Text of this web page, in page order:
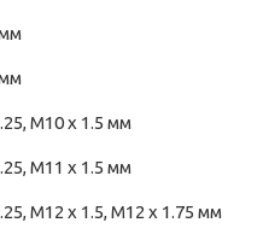
M10 x 1.5 мм
M11 x 1.5 мм
M12 x 1.5, M12 x 1.75 мм